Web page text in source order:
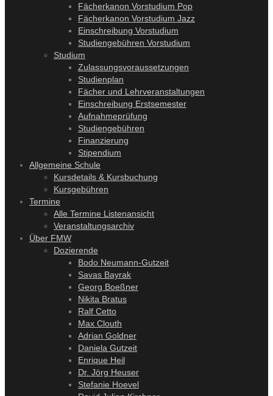
Fächerkanon Vorstudium Pop
Fächerkanon Vorstudium Jazz
Einschreibung Vorstudium
Studiengebühren Vorstudium
Studium
Zulassungsvoraussetzungen
Studienplan
Fächer und Lehrveranstaltungen
Einschreibung Erstsemester
Aufnahmeprüfung
Studiengebühren
Finanzierung
Stipendium
Allgemeine Schule
Kursdetails & Kursbuchung
Kursgebühren
Termine
Alle Termine Listenansicht
Veranstaltungsarchiv
Über FMW
Dozierende
Bodo Neumann-Gutzeit
Savas Bayrak
Georg Boeßner
Nikita Bratus
Ralf Cetto
Max Clouth
Adrian Goldner
Daniela Gutzeit
Enrique Heil
Dr. Jörg Heuser
Stefanie Hoevel